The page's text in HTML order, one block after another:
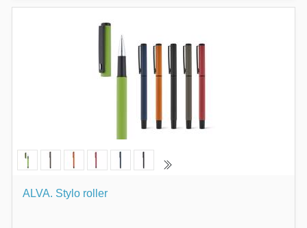
ALVA. Stylo roller